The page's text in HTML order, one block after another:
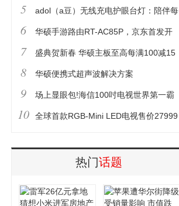
嘿 Siri、续航15小时
5 adol（a豆）无线充电护眼台灯：陪伴每
个深夜
6 华硕手游路由RT-AC85P，京东首发开
售
7 盛典贺新春 华硕主板至高每满100减15
元
8 华硕便携式超声波解决方案
9 场上显眼包!海信100吋电视世界第一霸
屏世俱杯
10 全球首款RGB-Mini LED电视售价27999
热门话题